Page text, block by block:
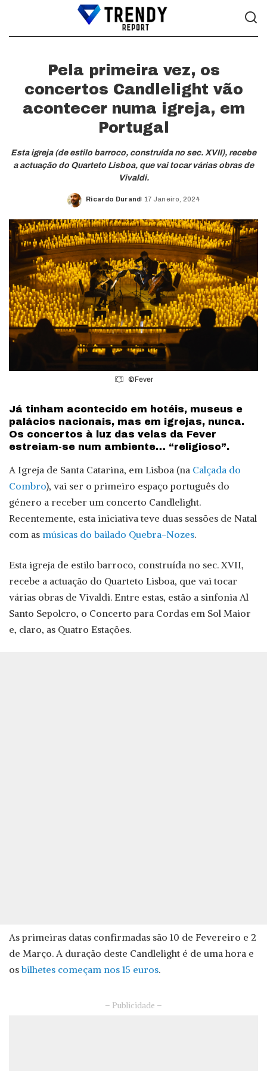
Pela primeira vez, os
concertos Candlelight vão
acontecer numa igreja, em
Portugal
Esta igreja (de estilo barroco, construída no sec. XVII), recebe
a actuação do Quarteto Lisboa, que vai tocar várias obras de
Vivaldi.
Posted
Ricardo Durand 17 Janeiro, 2024
©Fever
Já tinham acontecido em hotéis, museus e
palácios nacionais, mas em igrejas, nunca.
Os concertos à luz das velas da Fever
estreiam-se num ambiente… “religioso”.
A Igreja de Santa Catarina, em Lisboa (na Calçada do
Combro), vai ser o primeiro espaço português do
género a receber um concerto Candlelight.
Recentemente, esta iniciativa teve duas sessões de Natal
com as músicas do bailado Quebra-Nozes.
Esta igreja de estilo barroco, construída no sec. XVII,
recebe a actuação do Quarteto Lisboa, que vai tocar
várias obras de Vivaldi. Entre estas, estão a sinfonia Al
Santo Sepolcro, o Concerto para Cordas em Sol Maior
e, claro, as Quatro Estações.
As primeiras datas confirmadas são 10 de Fevereiro e 2
de Março. A duração deste Candlelight é de uma hora e
osbilhetes começam nos 15 euros.
– Publicidade –